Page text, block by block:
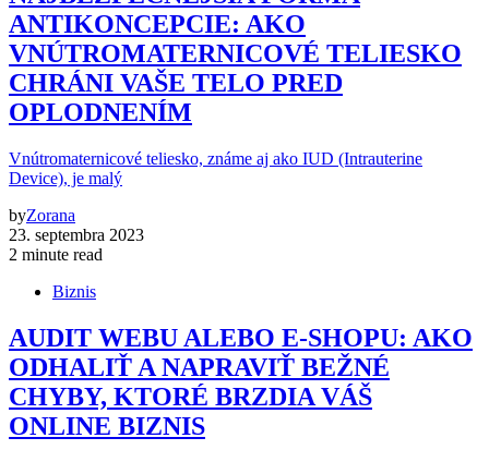
ANTIKONCEPCIE: AKO
VNÚTROMATERNICOVÉ TELIESKO
CHRÁNI VAŠE TELO PRED
OPLODNENÍM
Vnútromaternicové teliesko, známe aj ako IUD (Intrauterine
Device), je malý
byZorana
23. septembra 2023
2 minute read
Biznis
AUDIT WEBU ALEBO E-SHOPU: AKO
ODHALIŤ A NAPRAVIŤ BEŽNÉ
CHYBY, KTORÉ BRZDIA VÁŠ
ONLINE BIZNIS